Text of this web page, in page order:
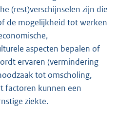
(rest)verschijnselen zijn die
de mogelijkheid tot werken
aspecten bepalen of
ervaren (vermindering
tot omscholing,
factoren kunnen een
ziekte.